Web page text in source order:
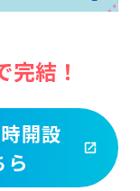
部」
ットで相談
完結！
開設
ら